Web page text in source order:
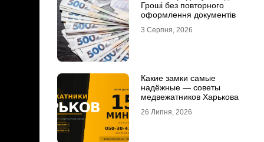
Гроші без повторного
оформлення документів
3 Серпня, 2026
Какие замки самые
надёжные — советы
медвежатников Харькова
26 Липня, 2026